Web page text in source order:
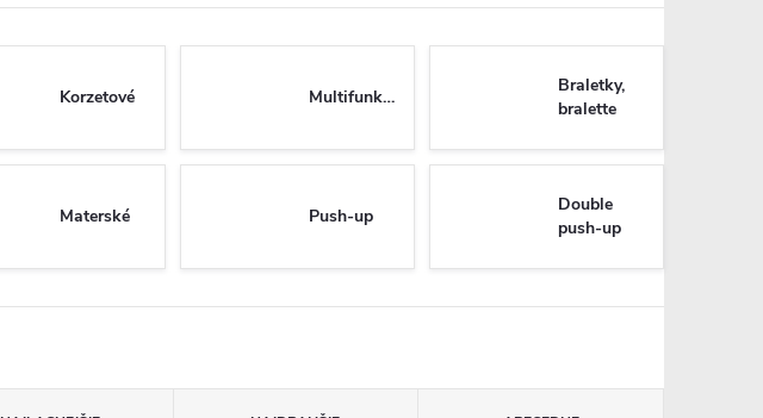
Korzetové Multifunkčné
Braletky,
bralette
Materské Push-up
Double
push-up